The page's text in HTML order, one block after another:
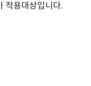
적용대상입니다.